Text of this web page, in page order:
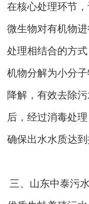
在核心处理环节
微生物对有机物
处理相结合的方
机物分解为小分
降解，有效去除
后，经过消毒处
确保出水水质达到
三、山东中泰污